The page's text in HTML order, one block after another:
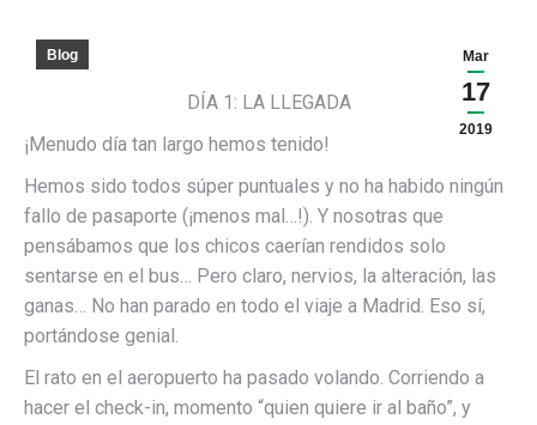
Mar
17
2019
Blog
DÍA 1: LA LLEGADA
¡Menudo día tan largo hemos tenido!
Hemos sido todos súper puntuales y no ha habido ningún
fallo de pasaporte (¡menos mal…!). Y nosotras que
pensábamos que los chicos caerían rendidos solo
sentarse en el bus… Pero claro, nervios, la alteración, las
ganas… No han parado en todo el viaje a Madrid. Eso sí,
portándose genial.
El rato en el aeropuerto ha pasado volando. Corriendo a
hacer el check-in, momento “quien quiere ir al baño”, y